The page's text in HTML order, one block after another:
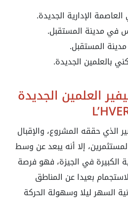
الإدارية الجديدة.
في مدينة المستقبل.
مدينة المستقبل.
العلمين الجديدة
الذي حققه المشروع، والإقبال
إلا أنه يبعد عن وسط
الكبيرة في الجيزة، فهو فرصة
بعيدا عن المناطق
السهر ليلا وسهولة الحركة